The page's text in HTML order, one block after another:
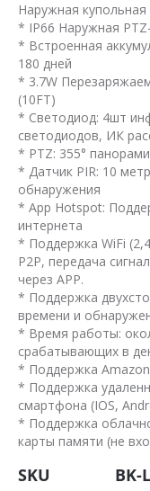
Наружная
* IP66 Наружная
* Встроенная
180 дней
* 3.7W
(10FT)
* Светодиод: 4шт
светодиодов, ИК
* PTZ: 355°
* Датчик PIR: 10
обнаружения
* App Hotspot:
интернета
* Поддержка WiFi
P2P, передача
через APP.
* Поддержка
времени и
* Время работы:
срабатывающих в
* Поддержка
* Поддержка
смартфона (IOS,
* Поддержка
карты памяти (не
SKU
BK-